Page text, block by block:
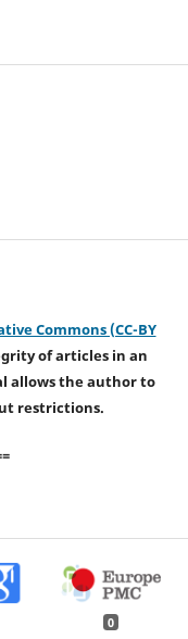
Commons (CC-BY
of articles in an
allows the author to
restrictions.
0